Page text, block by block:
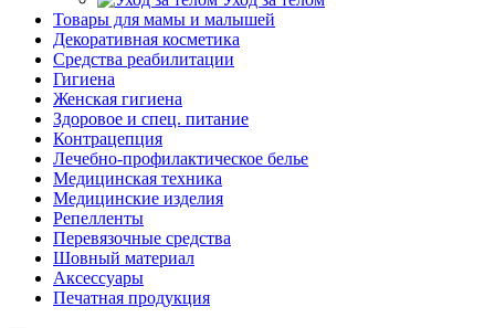
Товары для мамы и малышей
Декоративная косметика
Средства реабилитации
Гигиена
Женская гигиена
Здоровое и спец. питание
Контрацепция
Лечебно-профилактическое белье
Медицинская техника
Медицинские изделия
Репелленты
Перевязочные средства
Шовный материал
Аксессуары
Печатная продукция